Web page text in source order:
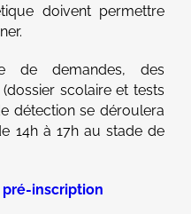
doivent permettre
de demandes, des
scolaire et tests
détection se déroulera
14h à 17h au stade de
inscription